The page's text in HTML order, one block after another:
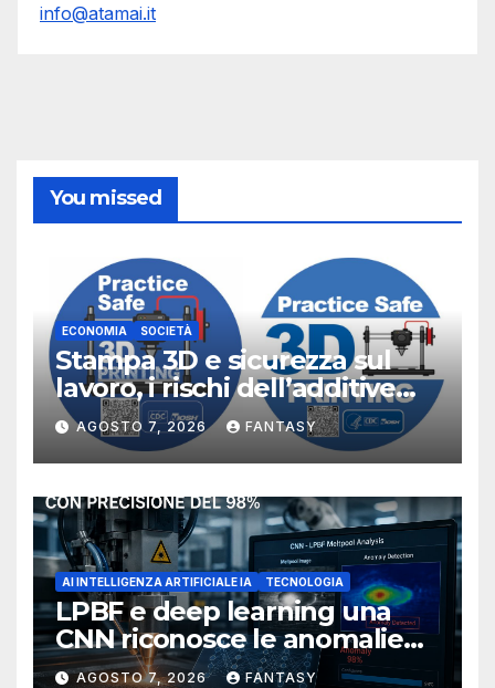
info@atamai.it
You missed
ECONOMIA SOCIETÀ
Stampa 3D e sicurezza sul
lavoro, i rischi dell’additive
manufacturing secondo
NIOSH
AGOSTO 7, 2026 FANTASY
AI INTELLIGENZA ARTIFICIALE IA TECNOLOGIA
LPBF e deep learning una
CNN riconosce le anomalie
del bagno di fusione
AGOSTO 7, 2026 FANTASY